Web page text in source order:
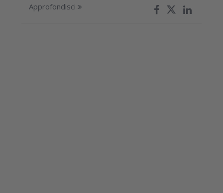
Approfondisci